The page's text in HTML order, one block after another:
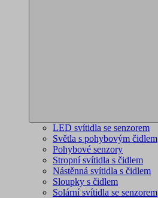
LED svítidla se senzorem
Světla s pohybovým čidlem
Pohybové senzory
Stropní svítidla s čidlem
Nástěnná svítidla s čidlem
Sloupky s čidlem
Solární svítidla se senzorem